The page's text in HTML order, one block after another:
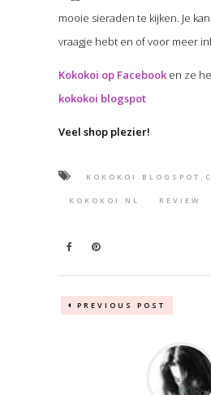
mooie sieraden te kijken. Je
vraagje hebt en of voor meer
Kokokoi op Facebooken ze
kokokoi blogspot
Veel shop plezier!
KOKOKOI.NL REVIEW
PREVIOUS POST